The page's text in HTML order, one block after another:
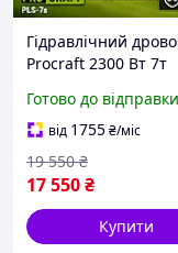
Гідравлічний
Procraft 2300 Вт 7т
Верстат для коління
Дровокол для дому
Гарантія 36 місяців
Готово до відправки
від 1755₴/міс
17 550₴
19 550 ₴
Купити